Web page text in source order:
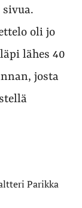
oli jo
lähes 40
josta
Parikka